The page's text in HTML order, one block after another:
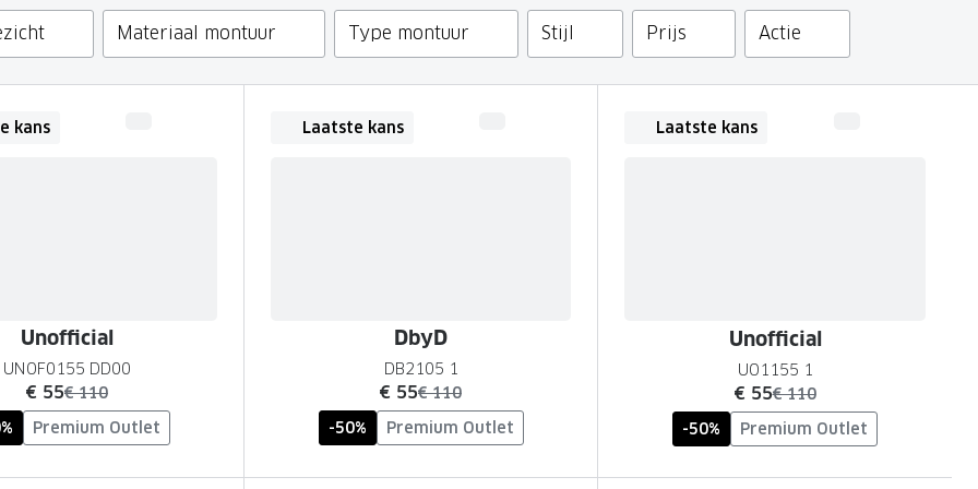
GrandOptical Zicht Plan
Materiaal montuur Type montuur Stijl Prijs Actie
kans
Unofficial
UNOF0155 DD00
nu:
€ 55was:
€ 110
Premium Outlet
Laatste kans
DbyD
DB2105 1
nu:
€ 55was:
€ 110
-50%
Premium Outlet
Laatste kans
Unofficial
UO1155 1
nu:
€ 55was:
€ 110
-50%
Premium Outlet